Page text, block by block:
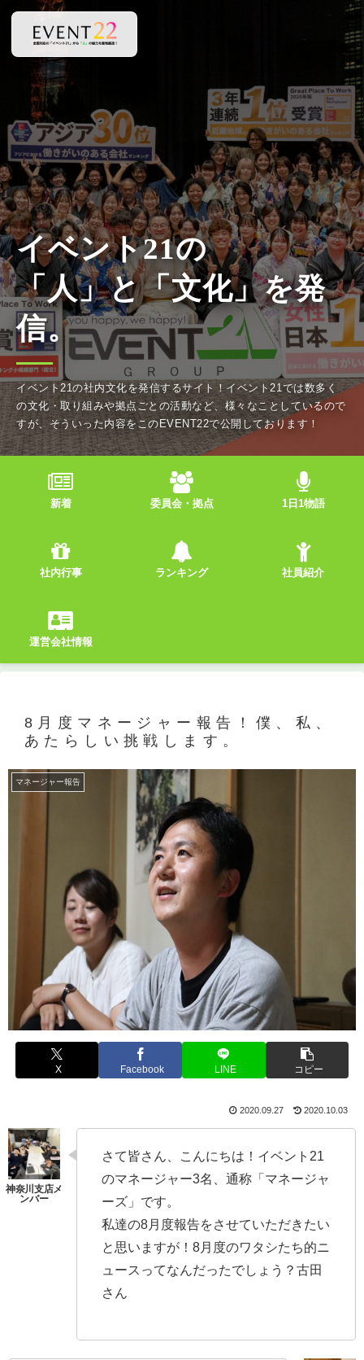
イベント21の社内文化を発信するサイト！イベント21では数多く
の文化・取り組みや拠点ごとの活動など、様々なことしているので
すが、そういった内容をこのEVENT22で公開しております！
新着 委員会・拠点 1日1物語
社内行事 ランキング 社員紹介
運営会社情報
8月度マネージャー報告！僕、私、
あたらしい挑戦します。
マネージャー報告
X Facebook LINE コピー
2020.09.27 2020.10.03
さて皆さん、こんにちは！イベント21
のマネージャー3名、通称「マネージャ
ーズ」です。
私達の8月度報告をさせていただきたい
と思いますが！8月度のワタシたち的ニ
ュースってなんだったでしょう？古田
さん